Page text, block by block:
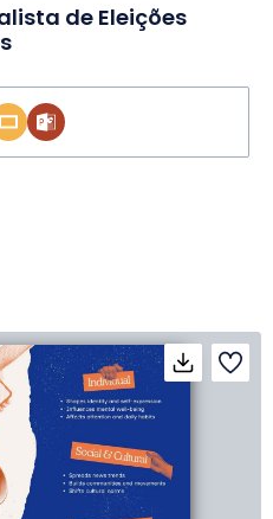
de Eleições